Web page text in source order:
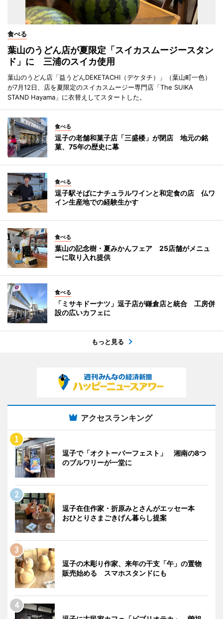
食べる
葉山のうどん店が夏限定「スイカスムージースタン
ド」に 三浦のスイカ使用
葉山のうどん店「益うどんDEKETACHI（デケタチ）」（葉山町一色）
が7月12日、店を夏限定のスイカスムージー専門店「The SUIKA
STAND Hayama」に衣替えしてスタートした。
食べる
逗子の老舗和菓子店「三盛楼」が閉店 地元の銘
菓、75年の歴史に幕
食べる
逗子駅そばにナチュラルワインと和定食の店 仏ワ
イン生産地での経験生かす
食べる
葉山の記念樹・夏みかんフェア 25店舗がメニュ
ーに取り入れ提供
食べる
「ミサキドーナツ」逗子店が鎌倉店と統合 工房併
設の広いカフェに
もっと見る
アクセスランキング
逗子で「オクトーバーフェスト」 湘南の8つ
のブルワリーが一堂に
逗子在住作家・折原みとさんがエッセー本
おひとりさまごきげん暮らし提案
逗子の木彫り作家、来年の干支「午」の置物
販売始める スマホスタンドにも